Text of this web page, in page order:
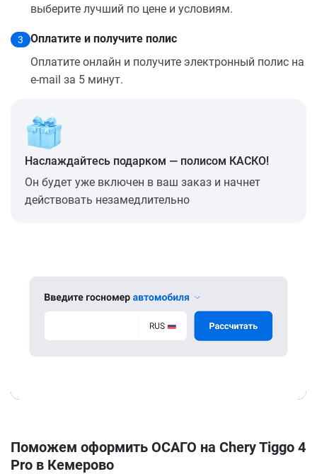
выберите лучший по цене и условиям.
3
Оплатите и получите полис
Оплатите онлайн и получите электронный полис на
e-mail за 5 минут.
Наслаждайтесь подарком — полисом КАСКО!
Он будет уже включен в ваш заказ и начнет
действовать незамедлительно
Поможем оформить ОСАГО на Chery Tiggo 4
Pro в Кемерово